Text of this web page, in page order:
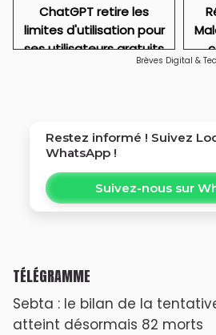
ChatGPT retire les
limites d'utilisation pour
ses utilisateurs gratuits
Brèves Digital &
Restez informé ! Suivez
WhatsApp !
Suivez-nous sur
TÉLÉGRAMME
Sebta : le bilan de la
atteint désormais 82 morts